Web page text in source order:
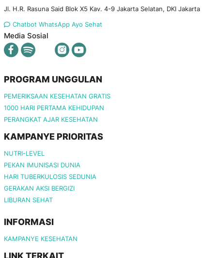
Jl. H.R. Rasuna Said Blok X5 Kav. 4-9 Jakarta Selatan, DKI Jakarta
Chatbot WhatsApp Ayo Sehat
Media Sosial
PROGRAM UNGGULAN
PEMERIKSAAN KESEHATAN GRATIS
1000 HARI PERTAMA KEHIDUPAN
PERANGKAT AJAR KESEHATAN
KAMPANYE PRIORITAS
NUTRI-LEVEL
PEKAN IMUNISASI DUNIA
HARI TUBERKULOSIS SEDUNIA
GERAKAN AKSI BERGIZI
LIBURAN SEHAT
INFORMASI
KAMPANYE KESEHATAN
LINK TERKAIT